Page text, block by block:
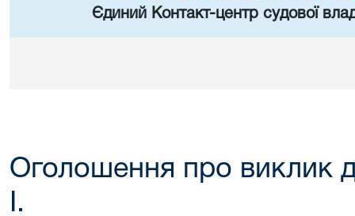
Єдиний Контакт-центр судової
Оголошення про виклик
І.